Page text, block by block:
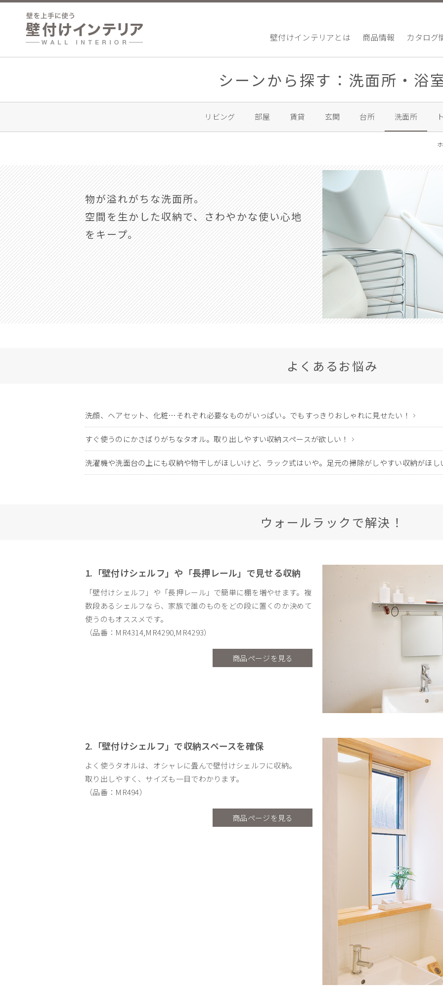
壁付けインテリアとは 商品情報 カタログ
シーンから探す：洗面所・浴
リビング 部屋 賃貸 玄関 台所 洗面所
物が溢れがちな洗面所。
空間を生かした収納で、さわやかな使い心地
をキープ。
よくあるお悩み
洗顔、ヘアセット、化粧…それぞれ必要なものがいっぱい。でもすっきりおしゃれに見せたい！
すぐ使うのにかさばりがちなタオル。取り出しやすい収納スペースが欲しい！
洗濯機や洗面台の上にも収納や物干しがほしいけど、ラック式はいや。足元の掃除がしやすい収納がほし
ウォールラックで解決！
1.「壁付けシェルフ」や「長押レール」で見せる収納
「壁付けシェルフ」や「長押レール」で簡単に棚を増やせます。複
数段あるシェルフなら、家族で誰のものをどの段に置くのか決めて
使うのもオススメです。
（品番：MR4314,MR4290,MR4293）
商品ページを見る
2.「壁付けシェルフ」で収納スペースを確保
よく使うタオルは、オシャレに畳んで壁付けシェルフに収納。
取り出しやすく、サイズも一目でわかります。
（品番：MR494）
商品ページを見る